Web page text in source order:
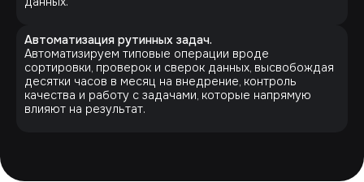
Автоматизация рутинных задач.
Автоматизируем типовые операции вроде
сортировки, проверок и сверок данных, высвобождая
десятки часов в месяц на внедрение, контроль
качества и работу с задачами, которые напрямую
влияют на результат.